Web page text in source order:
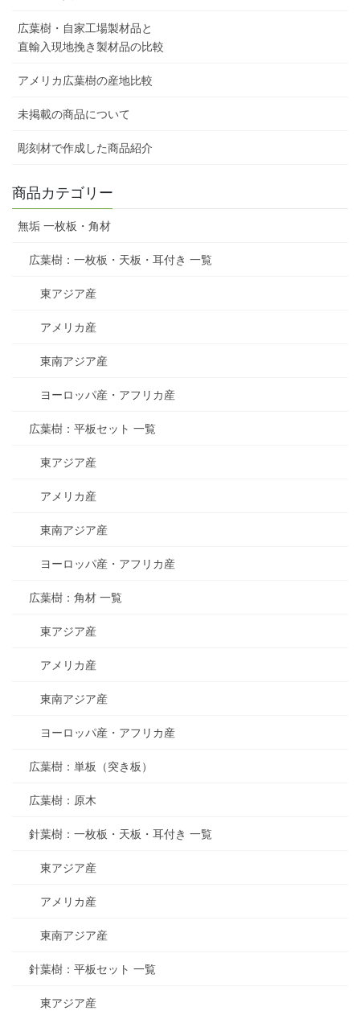
広葉樹・自家工場製材品と
直輸入現地挽き製材品の比較
アメリカ広葉樹の産地比較
未掲載の商品について
彫刻材で作成した商品紹介
商品カテゴリー
無垢 一枚板・角材
広葉樹：一枚板・天板・耳付き 一覧
東アジア産
アメリカ産
東南アジア産
ヨーロッパ産・アフリカ産
広葉樹：平板セット 一覧
東アジア産
アメリカ産
東南アジア産
ヨーロッパ産・アフリカ産
広葉樹：角材 一覧
東アジア産
アメリカ産
東南アジア産
ヨーロッパ産・アフリカ産
広葉樹：単板（突き板）
広葉樹：原木
針葉樹：一枚板・天板・耳付き 一覧
東アジア産
アメリカ産
東南アジア産
針葉樹：平板セット 一覧
東アジア産